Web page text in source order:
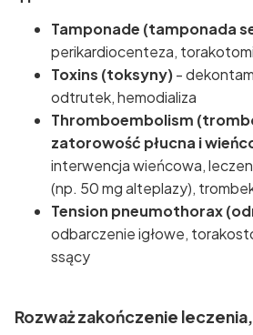
Tamponade (tamponada
perikardiocenteza,
Toxins (toksyny)-
odtrutek, hemodializa
Thromboembolism
zatorowość płucna i
interwencja wieńcowa,
(np. 50 mg alteplazy),
Tension pneumothorax
odbarczenie igłowe,
ssący
Rozważ zakończenie